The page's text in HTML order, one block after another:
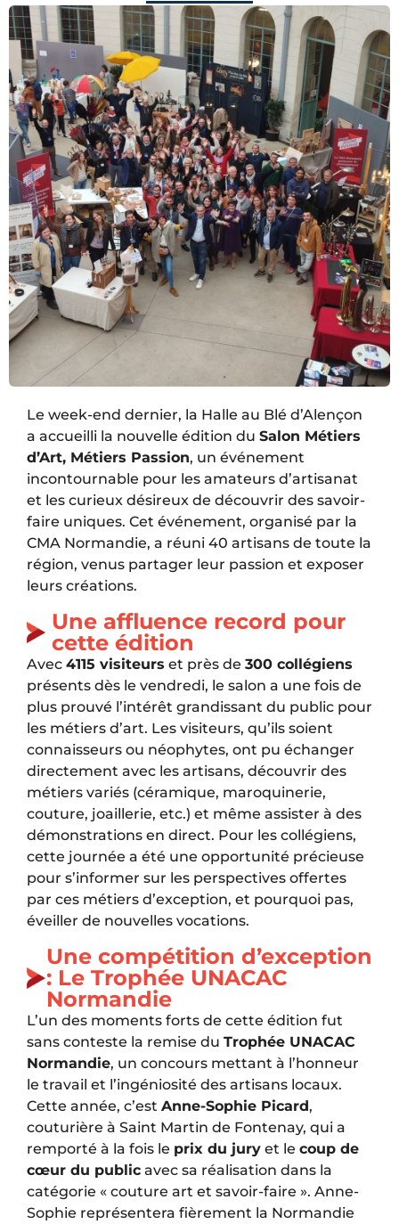
Le week-end dernier, la Halle au Blé d’Alençon
a accueilli la nouvelle édition du Salon Métiers
d’Art, Métiers Passion, un événement
incontournable pour les amateurs d’artisanat
et les curieux désireux de découvrir des savoir-
faire uniques. Cet événement, organisé par la
CMA Normandie, a réuni 40 artisans de toute la
région, venus partager leur passion et exposer
leurs créations.
Une affluence record pour
cette édition
Avec 4115 visiteurs et près de 300 collégiens
présents dès le vendredi, le salon a une fois de
plus prouvé l’intérêt grandissant du public pour
les métiers d’art. Les visiteurs, qu’ils soient
connaisseurs ou néophytes, ont pu échanger
directement avec les artisans, découvrir des
métiers variés (céramique, maroquinerie,
couture, joaillerie, etc.) et même assister à des
démonstrations en direct. Pour les collégiens,
cette journée a été une opportunité précieuse
pour s’informer sur les perspectives offertes
par ces métiers d’exception, et pourquoi pas,
éveiller de nouvelles vocations.
Une compétition d’exception
: Le Trophée UNACAC
Normandie
L’un des moments forts de cette édition fut
sans conteste la remise du Trophée UNACAC
Normandie, un concours mettant à l’honneur
le travail et l’ingéniosité des artisans locaux.
Cette année, c’est Anne-Sophie Picard,
couturière à Saint Martin de Fontenay, qui a
remporté à la fois le prix du jury et le coup de
cœur du public avec sa réalisation dans la
catégorie « couture art et savoir-faire ». Anne-
Sophie représentera fièrement la Normandie